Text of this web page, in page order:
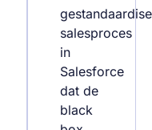
salesproces
in
Salesforce
dat de
black